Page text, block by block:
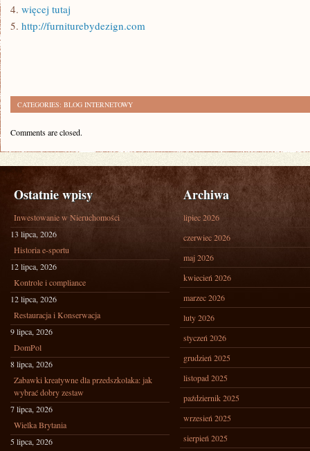
4. więcej tutaj
5. http://furniturebydezign.com
CATEGORIES: BLOG INTERNETOWY
Comments are closed.
Ostatnie wpisy
Inwestowanie w Nieruchomości
13 lipca, 2026
Historia e-sportu
12 lipca, 2026
Kontrole i compliance
12 lipca, 2026
Restauracja i Konserwacja
9 lipca, 2026
DomPol
8 lipca, 2026
Zabawki kreatywne dla przedszkolaka: jak
wybrać dobry zestaw
7 lipca, 2026
Wielka Brytania
5 lipca, 2026
Archiwa
lipiec 2026
czerwiec 2026
maj 2026
kwiecień 2026
marzec 2026
luty 2026
styczeń 2026
grudzień 2025
listopad 2025
październik 2025
wrzesień 2025
sierpień 2025